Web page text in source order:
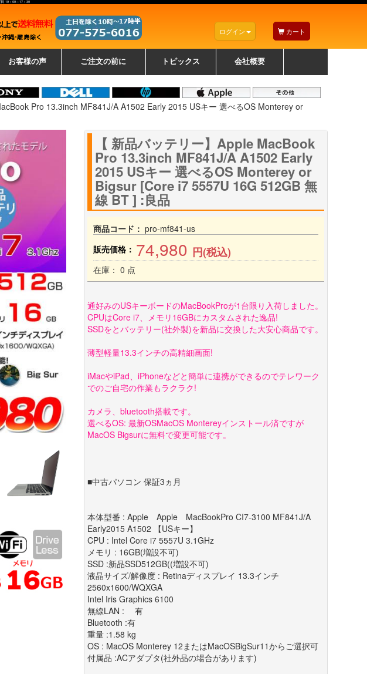
10：00～17：30
ログイン カート
お客様の声 ご注文の前に トピックス 会社概要
Pro 13.3inch MF841J/A A1502 Early 2015 USキー 選べるOS Monterey or
【 新品バッテリー】Apple MacBook
Pro 13.3inch MF841J/A A1502 Early
2015 USキー 選べるOS Monterey or
Bigsur [Core i7 5557U 16G 512GB 無
線 BT ] :良品
商品コード： pro-mf841-us
販売価格： 74,980 円(税込)
在庫： 0 点
通好みのUSキーボードのMacBookProが1台限り入荷しました。
CPUはCore i7、メモリ16GBにカスタムされた逸品!
SSDをとバッテリー(社外製)を新品に交換した大安心商品です。
薄型軽量13.3インチの高精細画面!
iMacやiPad、iPhoneなどと簡単に連携ができるのでテレワーク
でのご自宅の作業もラクラク!
カメラ、bluetooth搭載です。
選べるOS: 最新OSMacOS Montereyインストール済ですが
MacOS Bigsurに無料で変更可能です。
■中古パソコン 保証3ヵ月
本体型番 : Apple Apple MacBookPro CI7-3100 MF841J/A
Early2015 A1502 【USキー】
CPU : Intel Core i7 5557U 3.1GHz
メモリ : 16GB(増設不可)
SSD :新品SSD512GB((増設不可)
液晶サイズ/解像度 : Retinaディスプレイ 13.3インチ
2560x1600/WQXGA
Intel Iris Graphics 6100
無線LAN : 有
Bluetooth :有
重量 :1.58 kg
OS : MacOS Monterey 12またはMacOSBigSur11からご選択可
付属品 :ACアダプタ(社外品の場合があります)